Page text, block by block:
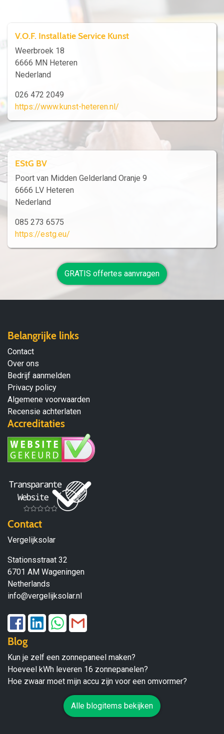
V.O.F. Installatie Service Kunst
Weerbroek 18
6666 MN Heteren
Nederland
026 472 2049
https://www.kunst-heteren.nl/
EStG BV
Poort van Midden Gelderland Oranje 9
6666 LV Heteren
Nederland
085 273 6575
https://estg.eu/
GRATIS offertes aanvragen
Belangrijke links
Contact
Over ons
Bedrijf aanmelden
Privacy policy
Algemene voorwaarden
Recensie achterlaten
Accreditaties
Contact
Vergelijksolar
Stationsstraat 32
6701 AM Wageningen
Netherlands
info@vergelijksolar.nl
Blog
Kun je zelf een zonnepaneel maken?
Hoeveel kWh leveren 16 zonnepanelen?
Hoe zwaar moet mijn accu zijn voor een omvormer?
Alle blogitems bekijken